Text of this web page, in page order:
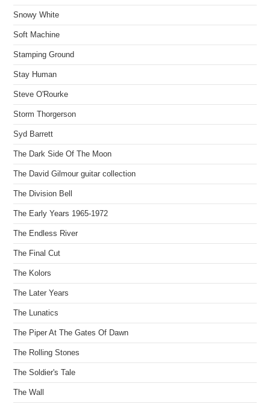
Snowy White
Soft Machine
Stamping Ground
Stay Human
Steve O'Rourke
Storm Thorgerson
Syd Barrett
The Dark Side Of The Moon
The David Gilmour guitar collection
The Division Bell
The Early Years 1965-1972
The Endless River
The Final Cut
The Kolors
The Later Years
The Lunatics
The Piper At The Gates Of Dawn
The Rolling Stones
The Soldier's Tale
The Wall